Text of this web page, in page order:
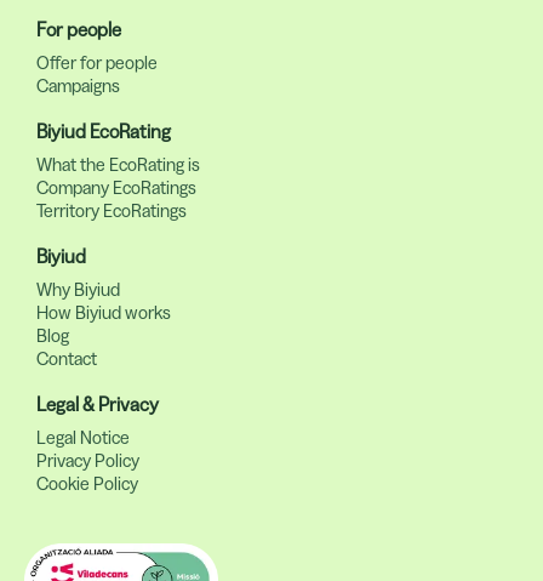
For people
Offer for people
Campaigns
Biyiud EcoRating
What the EcoRating is
Company EcoRatings
Territory EcoRatings
Biyiud
Why Biyiud
How Biyiud works
Blog
Contact
Legal & Privacy
Legal Notice
Privacy Policy
Cookie Policy